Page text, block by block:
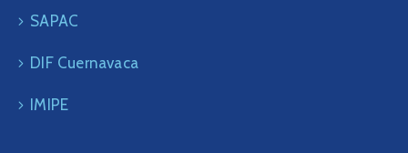
SAPAC
DIF Cuernavaca
IMIPE